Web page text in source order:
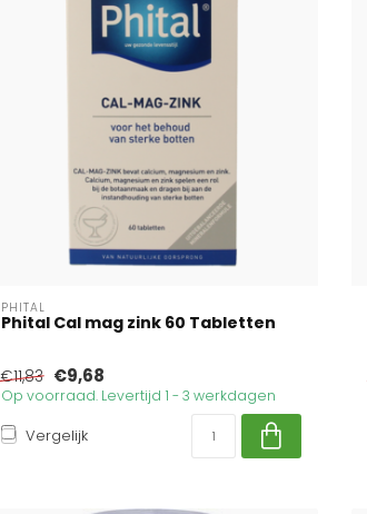
PHITAL
Phital Cal mag zink 60 Tabletten
€11,83 €9,68
Op voorraad. Levertijd 1 - 3 werkdagen
Vergelijk